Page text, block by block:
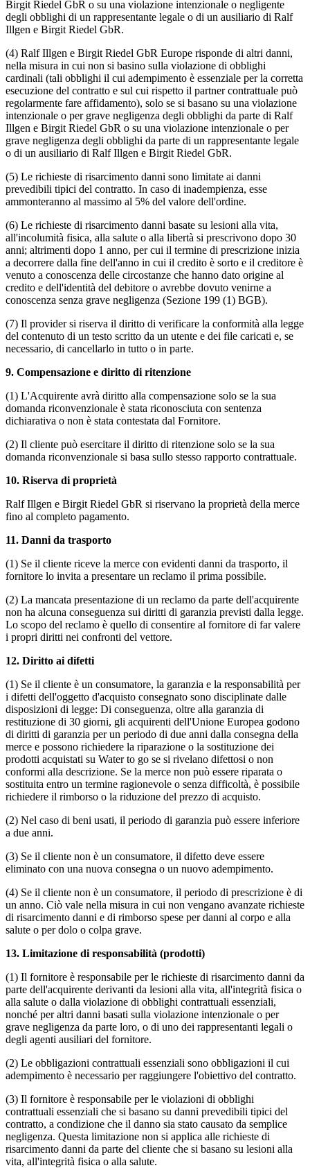
Birgit Riedel GbR o su una violazione intenzionale o negligente
degli obblighi di un rappresentante legale o di un ausiliario di Ralf
Illgen e Birgit Riedel GbR.
(4) Ralf Illgen e Birgit Riedel GbR Europe risponde di altri danni,
nella misura in cui non si basino sulla violazione di obblighi
cardinali (tali obblighi il cui adempimento è essenziale per la corretta
esecuzione del contratto e sul cui rispetto il partner contrattuale può
regolarmente fare affidamento), solo se si basano su una violazione
intenzionale o per grave negligenza degli obblighi da parte di Ralf
Illgen e Birgit Riedel GbR o su una violazione intenzionale o per
grave negligenza degli obblighi da parte di un rappresentante legale
o di un ausiliario di Ralf Illgen e Birgit Riedel GbR.
(5) Le richieste di risarcimento danni sono limitate ai danni
prevedibili tipici del contratto. In caso di inadempienza, esse
ammonteranno al massimo al 5% del valore dell'ordine.
(6) Le richieste di risarcimento danni basate su lesioni alla vita,
all'incolumità fisica, alla salute o alla libertà si prescrivono dopo 30
anni; altrimenti dopo 1 anno, per cui il termine di prescrizione inizia
a decorrere dalla fine dell'anno in cui il credito è sorto e il creditore è
venuto a conoscenza delle circostanze che hanno dato origine al
credito e dell'identità del debitore o avrebbe dovuto venirne a
conoscenza senza grave negligenza (Sezione 199 (1) BGB).
(7) Il provider si riserva il diritto di verificare la conformità alla legge
del contenuto di un testo scritto da un utente e dei file caricati e, se
necessario, di cancellarlo in tutto o in parte.
9. Compensazione e diritto di ritenzione
(1) L'Acquirente avrà diritto alla compensazione solo se la sua
domanda riconvenzionale è stata riconosciuta con sentenza
dichiarativa o non è stata contestata dal Fornitore.
(2) Il cliente può esercitare il diritto di ritenzione solo se la sua
domanda riconvenzionale si basa sullo stesso rapporto contrattuale.
10. Riserva di proprietà
Ralf Illgen e Birgit Riedel GbR si riservano la proprietà della merce
fino al completo pagamento.
11. Danni da trasporto
(1) Se il cliente riceve la merce con evidenti danni da trasporto, il
fornitore lo invita a presentare un reclamo il prima possibile.
(2) La mancata presentazione di un reclamo da parte dell'acquirente
non ha alcuna conseguenza sui diritti di garanzia previsti dalla legge.
Lo scopo del reclamo è quello di consentire al fornitore di far valere
i propri diritti nei confronti del vettore.
12. Diritto ai difetti
(1) Se il cliente è un consumatore, la garanzia e la responsabilità per
i difetti dell'oggetto d'acquisto consegnato sono disciplinate dalle
disposizioni di legge: Di conseguenza, oltre alla garanzia di
restituzione di 30 giorni, gli acquirenti dell'Unione Europea godono
di diritti di garanzia per un periodo di due anni dalla consegna della
merce e possono richiedere la riparazione o la sostituzione dei
prodotti acquistati su Water to go se si rivelano difettosi o non
conformi alla descrizione. Se la merce non può essere riparata o
sostituita entro un termine ragionevole o senza difficoltà, è possibile
richiedere il rimborso o la riduzione del prezzo di acquisto.
(2) Nel caso di beni usati, il periodo di garanzia può essere inferiore
a due anni.
(3) Se il cliente non è un consumatore, il difetto deve essere
eliminato con una nuova consegna o un nuovo adempimento.
(4) Se il cliente non è un consumatore, il periodo di prescrizione è di
un anno. Ciò vale nella misura in cui non vengano avanzate richieste
di risarcimento danni e di rimborso spese per danni al corpo e alla
salute o per dolo o colpa grave.
13. Limitazione di responsabilità (prodotti)
(1) Il fornitore è responsabile per le richieste di risarcimento danni da
parte dell'acquirente derivanti da lesioni alla vita, all'integrità fisica o
alla salute o dalla violazione di obblighi contrattuali essenziali,
nonché per altri danni basati sulla violazione intenzionale o per
grave negligenza da parte loro, o di uno dei rappresentanti legali o
degli agenti ausiliari del fornitore.
(2) Le obbligazioni contrattuali essenziali sono obbligazioni il cui
adempimento è necessario per raggiungere l'obiettivo del contratto.
(3) Il fornitore è responsabile per le violazioni di obblighi
contrattuali essenziali che si basano su danni prevedibili tipici del
contratto, a condizione che il danno sia stato causato da semplice
negligenza. Questa limitazione non si applica alle richieste di
risarcimento danni da parte del cliente che si basano su lesioni alla
vita, all'integrità fisica o alla salute.